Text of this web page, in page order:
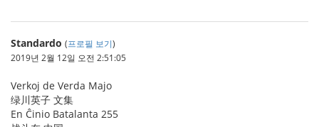
Standardo (프로필 보기)
2019년 2월 12일 오전 2:51:05
Verkoj de Verda Majo
绿川英子 文集
En Ĉinio Batalanta 255